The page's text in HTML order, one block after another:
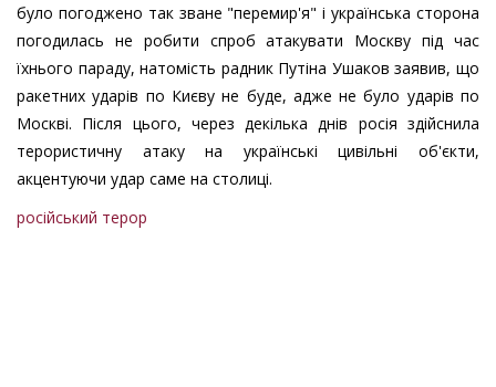
було погоджено так зване "перемир'я" і українська сторона
погодилась не робити спроб атакувати Москву під час
їхнього параду, натомість радник Путіна Ушаков заявив, що
ракетних ударів по Києву не буде, адже не було ударів по
Москві. Після цього, через декілька днів росія здійснила
терористичну атаку на українські цивільні об'єкти,
акцентуючи удар саме на столиці.
російський терор